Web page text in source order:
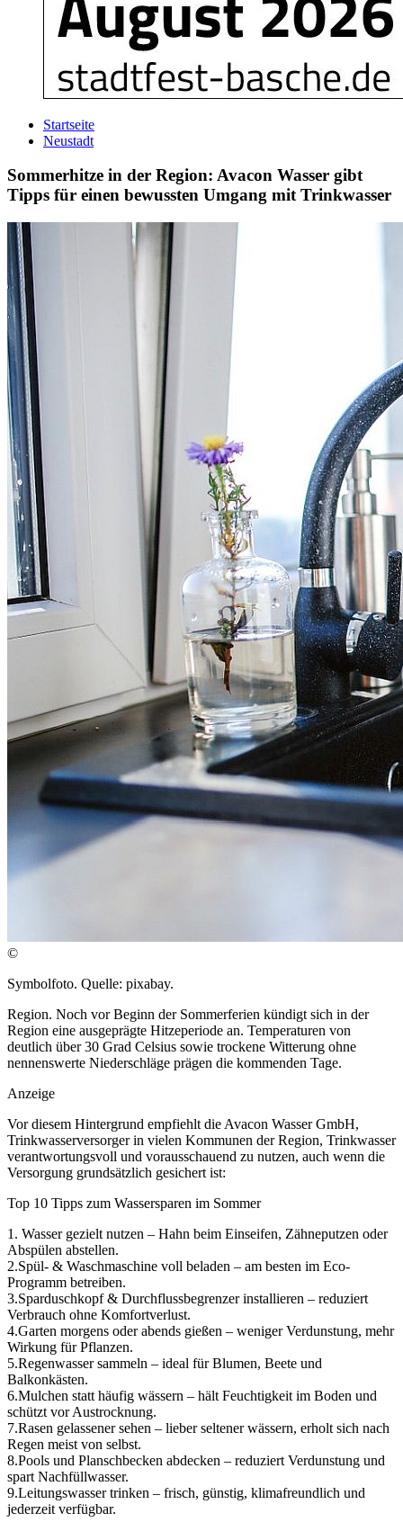
Startseite
Neustadt
Sommerhitze in der Region: Avacon Wasser gibt
Tipps für einen bewussten Umgang mit Trinkwasser
©
Symbolfoto. Quelle: pixabay.
Region. Noch vor Beginn der Sommerferien kündigt sich in der
Region eine ausgeprägte Hitzeperiode an. Temperaturen von
deutlich über 30 Grad Celsius sowie trockene Witterung ohne
nennenswerte Niederschläge prägen die kommenden Tage.
Anzeige
Vor diesem Hintergrund empfiehlt die Avacon Wasser GmbH,
Trinkwasserversorger in vielen Kommunen der Region, Trinkwasser
verantwortungsvoll und vorausschauend zu nutzen, auch wenn die
Versorgung grundsätzlich gesichert ist:
Top 10 Tipps zum Wassersparen im Sommer
1. Wasser gezielt nutzen – Hahn beim Einseifen, Zähneputzen oder
Abspülen abstellen.
2.Spül- & Waschmaschine voll beladen – am besten im Eco-
Programm betreiben.
3.Sparduschkopf & Durchflussbegrenzer installieren – reduziert
Verbrauch ohne Komfortverlust.
4.Garten morgens oder abends gießen – weniger Verdunstung, mehr
Wirkung für Pflanzen.
5.Regenwasser sammeln – ideal für Blumen, Beete und
Balkonkästen.
6.Mulchen statt häufig wässern – hält Feuchtigkeit im Boden und
schützt vor Austrocknung.
7.Rasen gelassener sehen – lieber seltener wässern, erholt sich nach
Regen meist von selbst.
8.Pools und Planschbecken abdecken – reduziert Verdunstung und
spart Nachfüllwasser.
9.Leitungswasser trinken – frisch, günstig, klimafreundlich und
jederzeit verfügbar.